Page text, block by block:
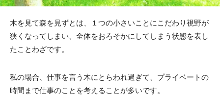
木を見て森を見ずとは、１つの小さいことにこだわり視野が
狭くなってしまい、全体をおろそかにしてしまう状態を表し
たことわざです。
私の場合、仕事を言う木にとらわれ過ぎて、プライベートの
時間まで仕事のことを考えることが多いです。